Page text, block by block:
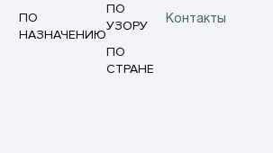
ПО
НАЗНАЧЕНИЮ
ПО
УЗОРУ
ПО
СТРАНЕ
Контакты